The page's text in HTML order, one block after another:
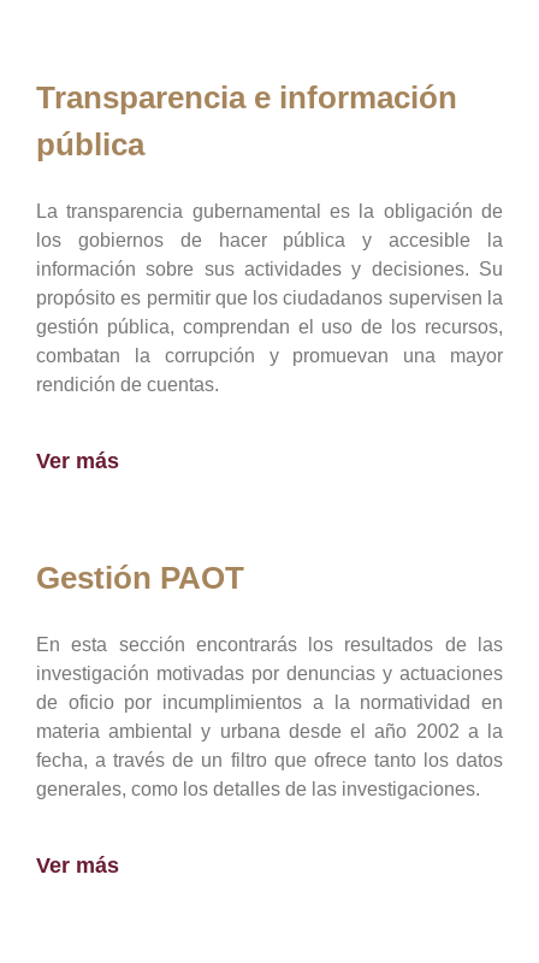
Transparencia e información
pública
La transparencia gubernamental es la obligación de
los gobiernos de hacer pública y accesible la
información sobre sus actividades y decisiones. Su
propósito es permitir que los ciudadanos supervisen la
gestión pública, comprendan el uso de los recursos,
combatan la corrupción y promuevan una mayor
rendición de cuentas.
Ver más
Gestión PAOT
En esta sección encontrarás los resultados de las
investigación motivadas por denuncias y actuaciones
de oficio por incumplimientos a la normatividad en
materia ambiental y urbana desde el año 2002 a la
fecha, a través de un filtro que ofrece tanto los datos
generales, como los detalles de las investigaciones.
Ver más